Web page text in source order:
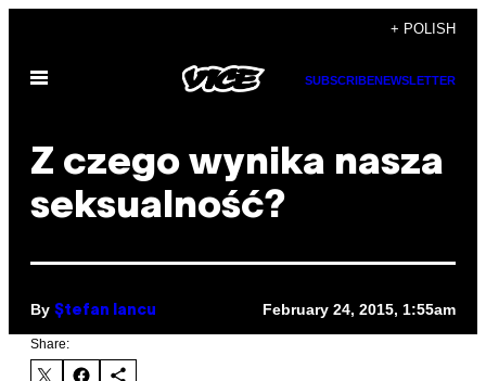
content
+ POLISH
Open
SUBSCRIBENEWSLETTER
Z czego wynika nasza
seksualność?
By Ștefan Iancu February 24, 2015, 1:55am
Share: